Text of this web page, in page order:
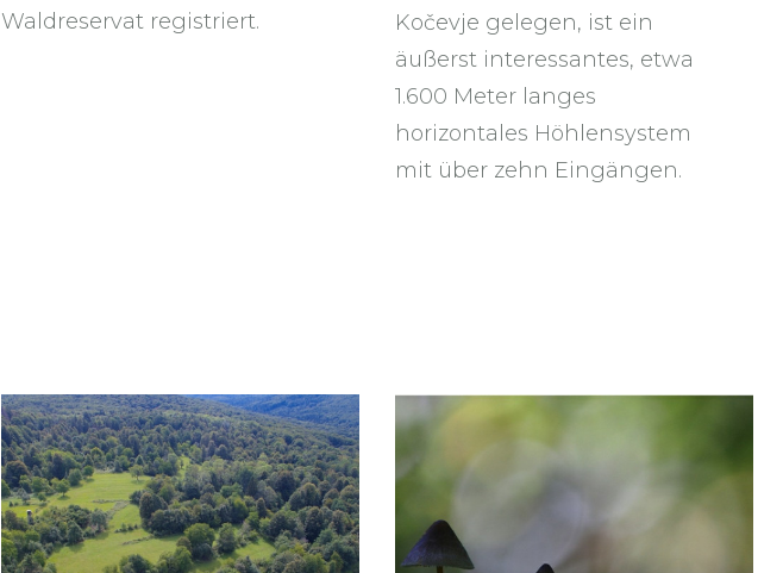
Waldreservat registriert.
Kočevje gelegen, ist ein
äußerst interessantes, etwa
1.600 Meter langes
horizontales Höhlensystem
mit über zehn Eingängen.